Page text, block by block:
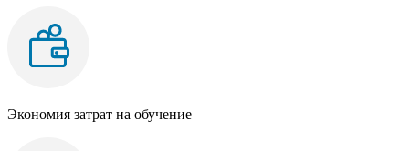
Экономия затрат на обучение